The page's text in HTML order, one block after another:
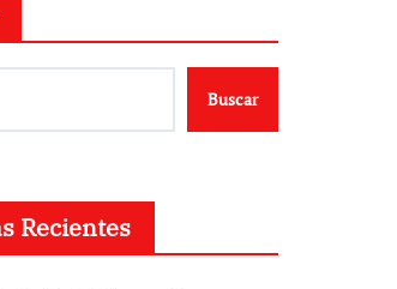
Buscar
Recientes